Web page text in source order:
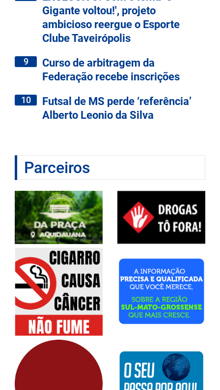
Gigante voltou!', projeto
ambicioso reergue o Esporte
Clube Taveirópolis
9
Curso de arbitragem da
Federação recebe inscrições
10
Futsal de MS perde ‘referência’
Alberto Leonio da Silva
Parceiros